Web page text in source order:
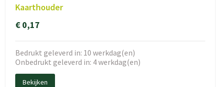
Kaarthouder
€ 0,17
Bedrukt geleverd in: 10 werkdag(en)
Onbedrukt geleverd in: 4 werkdag(en)
Bekijken